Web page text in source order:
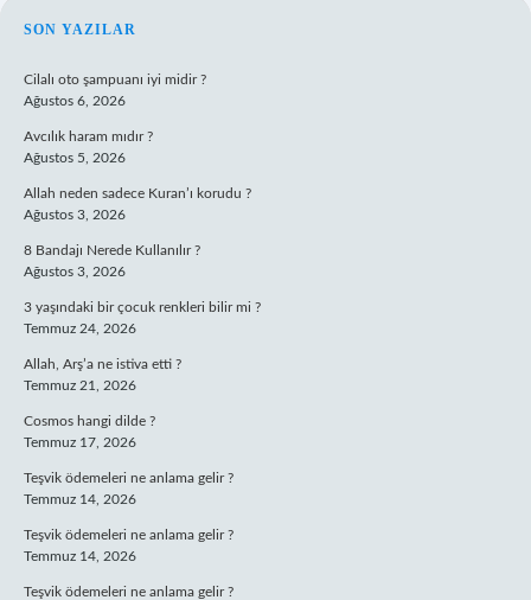
SIDEBAR
SON YAZILAR
Cilalı oto şampuanı iyi midir ?
Ağustos 6, 2026
Avcılık haram mıdır ?
Ağustos 5, 2026
Allah neden sadece Kuran’ı korudu ?
Ağustos 3, 2026
8 Bandajı Nerede Kullanılır ?
Ağustos 3, 2026
3 yaşındaki bir çocuk renkleri bilir mi ?
Temmuz 24, 2026
Allah, Arş’a ne istiva etti ?
Temmuz 21, 2026
Cosmos hangi dilde ?
Temmuz 17, 2026
Teşvik ödemeleri ne anlama gelir ?
Temmuz 14, 2026
Teşvik ödemeleri ne anlama gelir ?
Temmuz 14, 2026
Teşvik ödemeleri ne anlama gelir ?